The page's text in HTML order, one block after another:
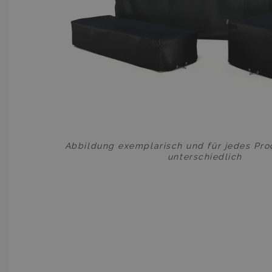
Abbildung exemplarisch und für jedes
unterschiedlich